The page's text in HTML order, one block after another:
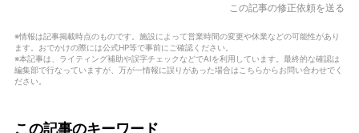
この記事の修正依頼を送る
※情報は記事掲載時点のものです。施設によって営業時間の変更や休業などの可能性があり
ます。おでかけの際には公式HP等で事前にご確認ください。
※本記事は、ライティング補助や誤字チェックなどでAIを利用しています。最終的な確認は
編集部で行なっていますが、万が一情報に誤りがあった場合はこちらからお問い合わせでく
ださい。
この記事のキーワード